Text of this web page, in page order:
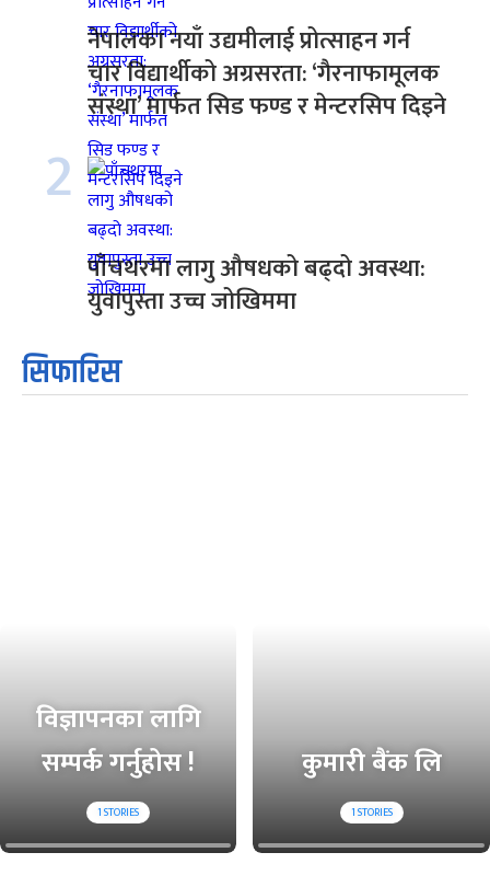
नेपालका नयाँ उद्यमीलाई प्रोत्साहन गर्न
चार विद्यार्थीको अग्रसरता: ‘गैरनाफामूलक
संस्था’ मार्फत सिड फण्ड र मेन्टरसिप दिइने
2
पाँचथरमा लागु औषधको बढ्दो अवस्था:
युवापुस्ता उच्च जोखिममा
सिफारिस
विज्ञापनका लागि
सम्पर्क गर्नुहोस !
1STORIES
कुमारी बैंक लि
1STORIES